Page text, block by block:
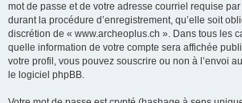
mot de passe et de votre adresse courriel requise
durant la procédure d’enregistrement, qu’elle soit
discrétion de « www.archeoplus.ch ». Dans tous les
quelle information de votre compte sera affichée
votre profil, vous pouvez souscrire ou non à l’envoi
le logiciel phpBB.